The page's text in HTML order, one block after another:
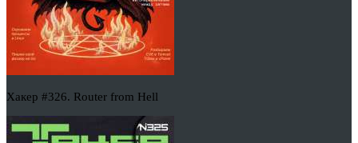
Хакер #326. Router from Hell